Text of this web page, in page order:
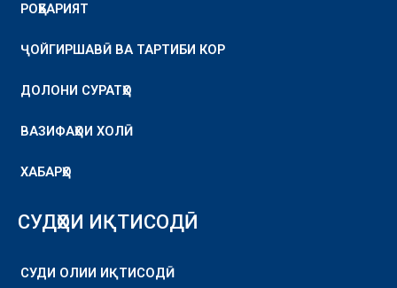
РОҲБАРИЯТ
ҶОЙГИРШАВӢ ВА ТАРТИБИ КОР
ДОЛОНИ СУРАТҲО
ВАЗИФАҲОИ ХОЛӢ
ХАБАРҲО
СУДҲОИ ИҚТИСОДӢ
СУДИ ОЛИИ ИҚТИСОДӢ